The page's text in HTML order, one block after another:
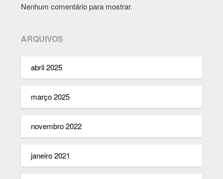
Nenhum comentário para mostrar.
ARQUIVOS
abril 2025
março 2025
novembro 2022
janeiro 2021